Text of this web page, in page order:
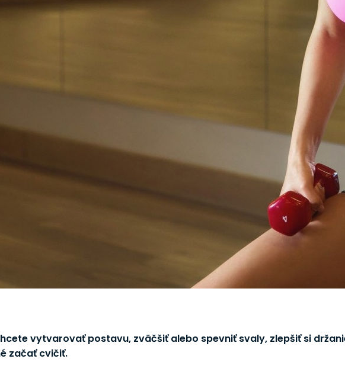
vytvarovať postavu, zväčšiť alebo spevniť svaly, zlepšiť si
začať cvičiť.